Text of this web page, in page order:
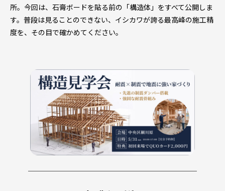
所。今回は、石膏ボードを貼る前の「構造体」をすべて公開しま
す。普段は見ることのできない、イシカワが誇る最高峰の施工精
度を、その目で確かめてください。
────────────────────────